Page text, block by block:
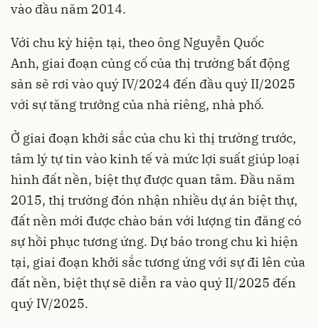
vào đầu năm 2014.
Với chu kỳ hiện tại, theo ông Nguyễn Quốc
Anh, giai đoạn củng cố của thị trường bất động
sản sẽ rơi vào quý IV/2024 đến đầu quý II/2025
với sự tăng trưởng của nhà riêng, nhà phố.
Ở giai đoạn khởi sắc của chu kì thị trường trước,
tâm lý tự tin vào kinh tế và mức lợi suất giúp loại
hình đất nền, biệt thự được quan tâm. Đầu năm
2015, thị trường đón nhận nhiều dự án biệt thự,
đất nền mới được chào bán với lượng tin đăng có
sự hồi phục tương ứng. Dự báo trong chu kì hiện
tại, giai đoạn khởi sắc tương ứng với sự đi lên của
đất nền, biệt thự sẽ diễn ra vào quý II/2025 đến
quý IV/2025.